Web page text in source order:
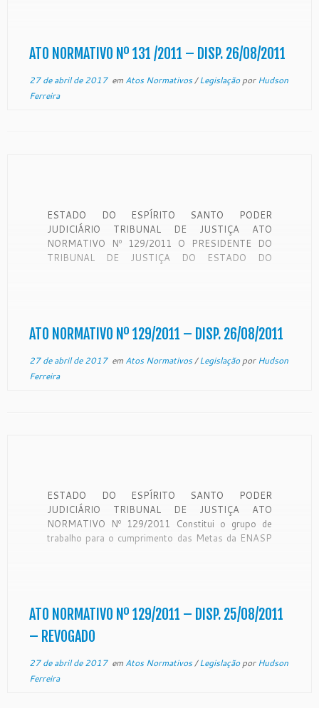
ATO NORMATIVO Nº 131 /2011 – DISP. 26/08/2011
27 de abril de 2017em Atos Normativos/LegislaçãoporHudson
Ferreira
ESTADO DO ESPÍRITO SANTO PODER
JUDICIÁRIO TRIBUNAL DE JUSTIÇA ATO
NORMATIVO Nº 129/2011 O PRESIDENTE DO
TRIBUNAL DE JUSTIÇA DO ESTADO DO
pelas […]
ATO NORMATIVO Nº 129/2011 – DISP. 26/08/2011
27 de abril de 2017em Atos Normativos/LegislaçãoporHudson
Ferreira
ESTADO DO ESPÍRITO SANTO PODER
JUDICIÁRIO TRIBUNAL DE JUSTIÇA ATO
NORMATIVO Nº 129/2011 Constitui o grupo de
trabalho para o cumprimento das Metas da ENASP
ATO NORMATIVO Nº 129/2011 – DISP. 25/08/2011
– REVOGADO
27 de abril de 2017em Atos Normativos/LegislaçãoporHudson
Ferreira